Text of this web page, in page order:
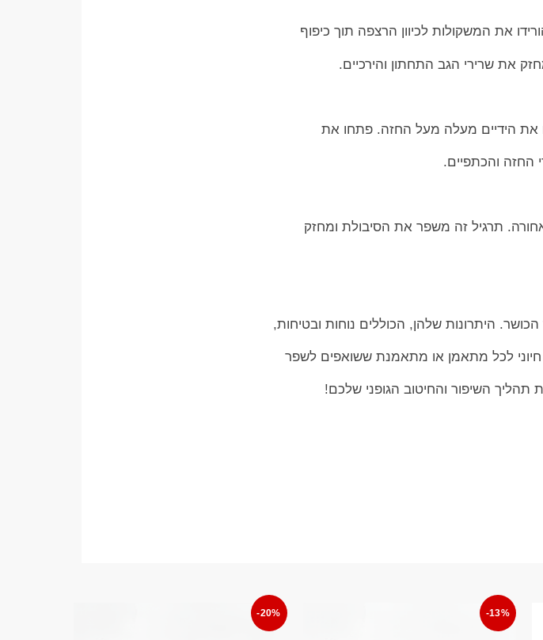
את המשקולות לכיוון הרצפה תוך כיפוף
את שרירי הגב התחתון והירכיים.
את הידיים מעלה מעל החזה. פתחו את
החזה והכתפיים.
תרגיל זה משפר את הסיבולת ומחזק
היתרונות שלהן, הכוללים נוחות ובטיחות,
חיוני לכל מתאמן או מתאמנת ששואפים לשפר
השיפור והחיטוב הגופני שלכם!
-13%
-20%